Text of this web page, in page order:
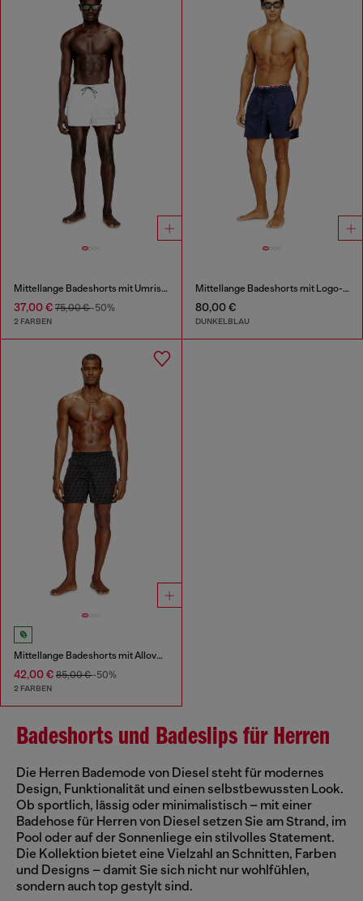
Mittellange Badeshorts mit Umriss-Logo
37,00 € 75,00 €-50%
2 FARBEN
Mittellange Badeshorts mit Logo-Print
80,00 €
DUNKELBLAU
Mittellange Badeshorts mit Allover-Logo
42,00 € 85,00 €-50%
2 FARBEN
Badeshorts und Badeslips für Herren
Die Herren Bademode von Diesel steht für modernes
Design, Funktionalität und einen selbstbewussten Look.
Ob sportlich, lässig oder minimalistisch – mit einer
Badehose für Herren von Diesel setzen Sie am Strand, im
Pool oder auf der Sonnenliege ein stilvolles Statement.
Die Kollektion bietet eine Vielzahl an Schnitten, Farben
und Designs – damit Sie sich nicht nur wohlfühlen,
sondern auch top gestylt sind.